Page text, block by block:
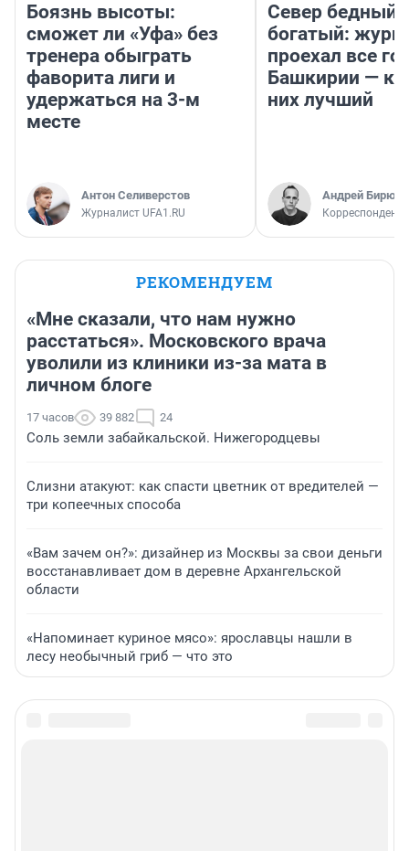
Боязнь высоты:
сможет ли «Уфа» без
тренера обыграть
фаворита лиги и
удержаться на 3-м
месте
Антон Селиверстов
Журналист UFA1.RU
Север бедный,
богатый:
проехал все
Башкирии —
них лучший
Андрей
Корреспондент
РЕКОМЕНДУЕМ
«Мне сказали, что нам нужно
расстаться». Московского врача
уволили из клиники из-за мата в
личном блоге
17 часов 39 882 24
Соль земли забайкальской. Нижегородцевы
Слизни атакуют: как спасти цветник от вредителей —
три копеечных способа
«Вам зачем он?»: дизайнер из Москвы за свои деньги
восстанавливает дом в деревне Архангельской
области
«Напоминает куриное мясо»: ярославцы нашли в
лесу необычный гриб — что это